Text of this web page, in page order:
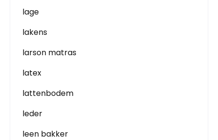
lage
lakens
larson matras
latex
lattenbodem
leder
leen bakker